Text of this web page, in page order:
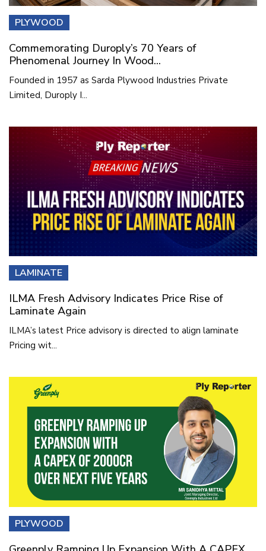
PLYWOOD
Commemorating Duroply’s 70 Years of
Phenomenal Journey In Wood...
Founded in 1957 as Sarda Plywood Industries Private
Limited, Duroply I...
LAMINATE
ILMA Fresh Advisory Indicates Price Rise of
Laminate Again
ILMA’s latest Price advisory is directed to align laminate
Pricing wit...
PLYWOOD